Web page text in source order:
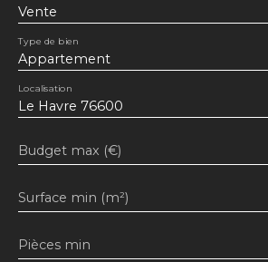
Vente
Appartement
Type de bien
Le Havre 76600
Localisation
Budget max (€)
Surface min (m²)
Pièces min